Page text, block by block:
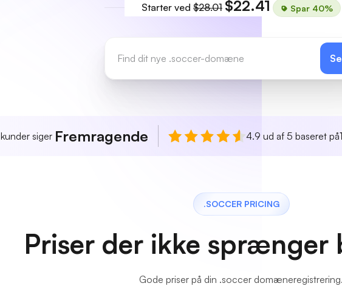
Starter ved $28.01 $22.41 Spar 40%
siger Fremragende 4.9 ud af 5 baseret på
.SOCCER PRICING
Priser der ikke sprænger
Gode priser på din .soccer domæneregistrering.